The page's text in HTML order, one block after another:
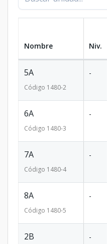
Nombre Niv.
5A
Código 1480-2
-
6A
Código 1480-3
-
7A
Código 1480-4
-
8A
Código 1480-5
-
2B -